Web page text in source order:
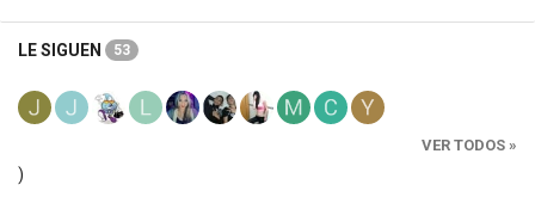
LE SIGUEN 53
VER TODOS »
)